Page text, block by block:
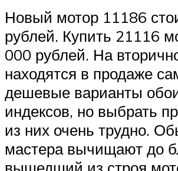
Новый мотор 11186
рублей. Купить 21116
000 рублей. На
находятся в продаже
дешевые варианты
индексов, но выбрать
из них очень трудно.
мастера вычищают до